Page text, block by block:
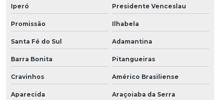
Iperó Presidente Venceslau
Promissão Ilhabela
Santa Fé do Sul Adamantina
Barra Bonita Pitangueiras
Cravinhos Américo Brasiliense
Aparecida Araçoiaba da Serra